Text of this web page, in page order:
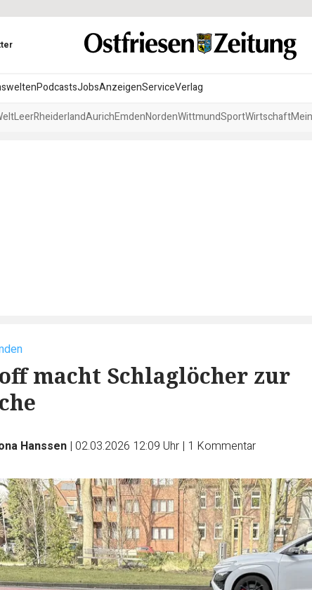
PodcastsJobsAnzeigenServiceVerlag
LeerRheiderlandAurichEmdenNordenWittmundSportWirtschaft
macht Schlaglöcher zur
Hanssen | 02.03.2026 12:09 Uhr | 1 Kommentar